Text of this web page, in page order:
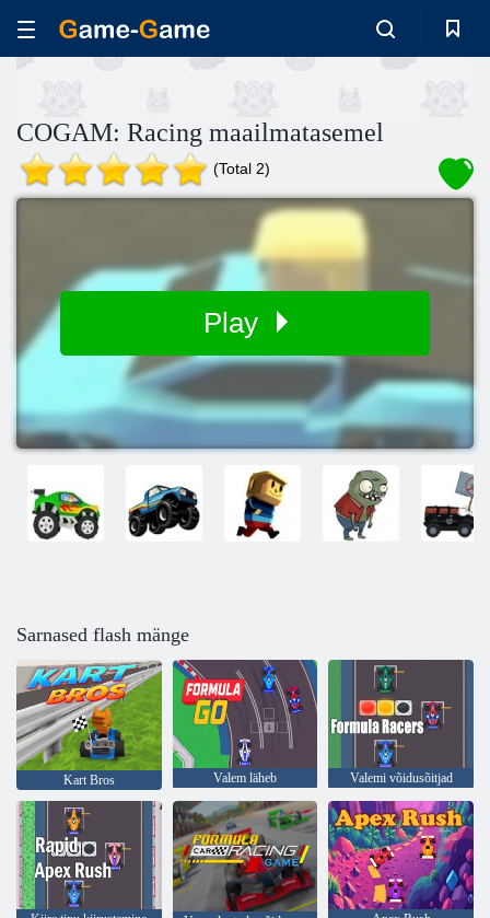
COGAM: Racing maailmatasemel
(Total 2)
Play
Sarnased flash mänge
Kart Bros Valem läheb Valemi võidusõitjad